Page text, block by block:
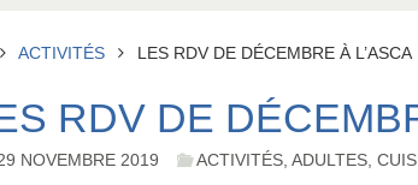
ACCUEIL
ACTIVITÉS LES RDV DE DÉCEMBRE À L’ASCA
RDV DE
NOVEMBRE 2019 ACTIVITÉS,ADULTES,